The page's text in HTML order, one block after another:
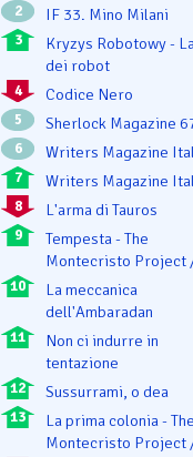
2 IF 33. Mino Milani
3
Kryzys Robotowy -
dei robot
4 Codice Nero
5 Sherlock Magazine
6 Writers Magazine
7 Writers Magazine
8 L'arma di Tauros
9
Tempesta - The
Montecristo Project
10
La meccanica
dell'Ambaradan
11
Non ci indurre in
tentazione
12 Sussurrami, o dea
13
La prima colonia - The
Montecristo Project